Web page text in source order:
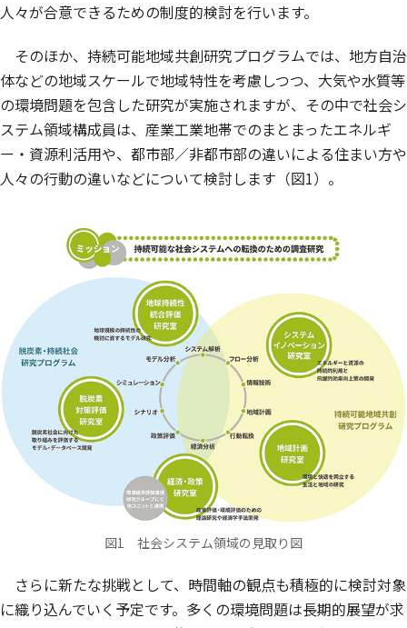
人々が合意できるための制度的検討を行います。
そのほか、持続可能地域共創研究プログラムでは、地方自治
体などの地域スケールで地域特性を考慮しつつ、大気や水質等
の環境問題を包含した研究が実施されますが、その中で社会シ
ステム領域構成員は、産業工業地帯でのまとまったエネルギ
ー・資源利活用や、都市部／非都市部の違いによる住まい方や
人々の行動の違いなどについて検討します（図1）。
図1 社会システム領域の見取り図
さらに新たな挑戦として、時間軸の観点も積極的に検討対象
に織り込んでいく予定です。多くの環境問題は長期的展望が求